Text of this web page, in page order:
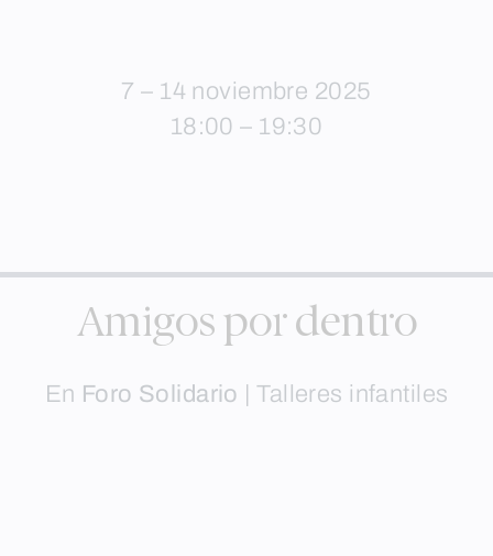
7 – 14 noviembre 2025
18:00 – 19:30
Amigos por dentro
En Foro Solidario |Talleres infantiles